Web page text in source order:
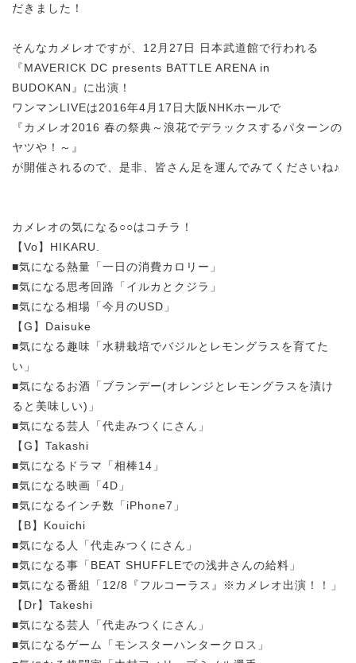
だきました！
そんなカメレオですが、12月27日 日本武道館で行われる
『MAVERICK DC presents BATTLE ARENA in
BUDOKAN』に出演！
ワンマンLIVEは2016年4月17日大阪NHKホールで
『カメレオ2016 春の祭典～浪花でデラックスするパターンの
ヤツや！～』
が開催されるので、是非、皆さん足を運んでみてくださいね♪
カメレオの気になる○○はコチラ！
【Vo】HIKARU.
■気になる熱量「一日の消費カロリー」
■気になる思考回路「イルカとクジラ」
■気になる相場「今月のUSD」
【G】Daisuke
■気になる趣味「水耕栽培でバジルとレモングラスを育てた
い」
■気になるお酒「ブランデー(オレンジとレモングラスを漬け
ると美味しい)」
■気になる芸人「代走みつくにさん」
【G】Takashi
■気になるドラマ「相棒14」
■気になる映画「4D」
■気になるインチ数「iPhone7」
【B】Kouichi
■気になる人「代走みつくにさん」
■気になる事「BEAT SHUFFLEでの浅井さんの給料」
■気になる番組「12/8『フルコーラス』※カメレオ出演！！」
【Dr】Takeshi
■気になる芸人「代走みつくにさん」
■気になるゲーム「モンスターハンタークロス」